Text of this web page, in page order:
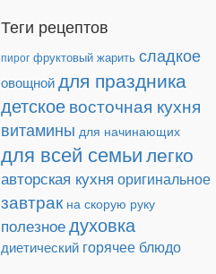
Теги рецептов
пирог фруктовый жарить сладкое
овощнойдля праздника
детскоевосточная кухня
витамины для начинающих
для всей семьилегко
авторская кухня оригинальное
завтрак на скорую руку
полезноедуховка
диетический горячее блюдо